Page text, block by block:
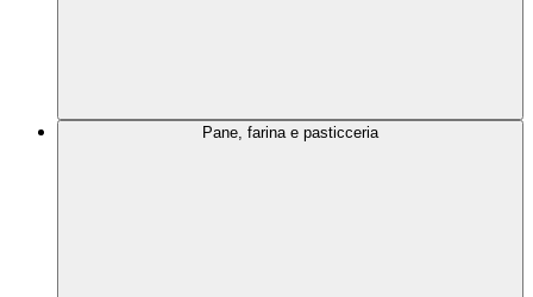
Pane, farina e pasticceria